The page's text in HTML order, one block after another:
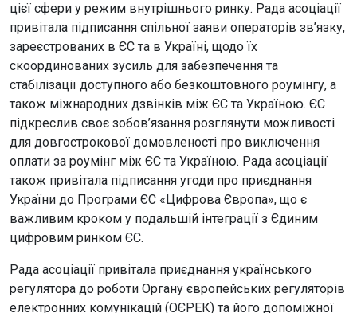
цієї сфери у режим внутрішнього ринку. Рада асоціації
привітала підписання спільної заяви операторів зв’язку,
зареєстрованих в ЄС та в Україні, щодо їх
скоординованих зусиль для забезпечення та
стабілізації доступного або безкоштовного роумінгу, а
також міжнародних дзвінків між ЄС та Україною. ЄС
підкреслив своє зобов’язання розглянути можливості
для довгострокової домовленості про виключення
оплати за роумінг між ЄС та Україною. Рада асоціації
також привітала підписання угоди про приєднання
України до Програми ЄС «Цифрова Європа», що є
важливим кроком у подальшій інтеграції з Єдиним
цифровим ринком ЄС.
Рада асоціації привітала приєднання українського
регулятора до роботи Органу європейських регуляторів
електронних комунікацій (ОЄРЕК) та його допоміжної